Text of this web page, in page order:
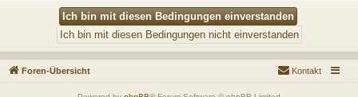
Foren-Übersicht Kontakt